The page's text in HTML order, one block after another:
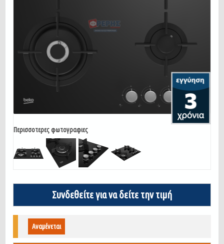
Περισσοτερες φωτογραφιες
Συνδεθείτε για να δείτε την τιμή
Αναμένεται